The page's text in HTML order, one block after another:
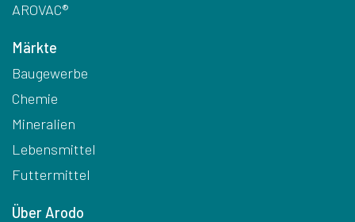
AROVAC®
Märkte
Baugewerbe
Chemie
Mineralien
Lebensmittel
Futtermittel
Über Arodo